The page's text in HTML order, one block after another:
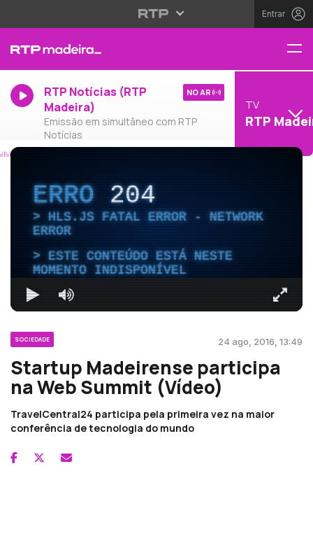
Entrar
RTP Notícias (RTP
Madeira)
Emissão em simultâneo com RTP
Notícias
NO AR
TV
RTP
ERRO204
HLS.JS FATAL ERROR - NETWORK
ERROR
ESTE CONTEÚDO ESTÁ NESTE
MOMENTO INDISPONÍVEL
SOCIEDADE 24 ago, 2016, 13:49
Startup Madeirense participa
na Web Summit (Vídeo)
TravelCentral24 participa pela primeira vez na maior
conferência de tecnologia do mundo